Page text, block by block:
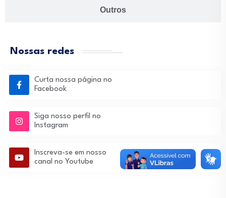
Outros
Nossas redes
Curta nossa página no
Facebook
Siga nosso perfil no
Instagram
Inscreva-se em nosso
canal no Youtube